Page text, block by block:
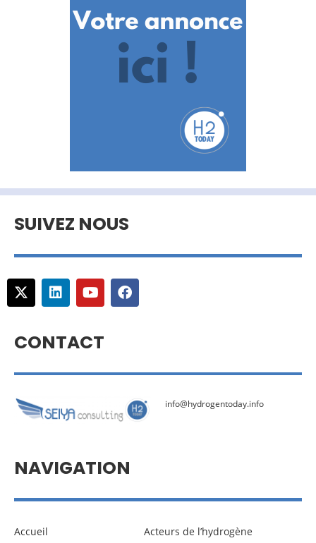
SUIVEZ NOUS
CONTACT
info@hydrogentoday.info
NAVIGATION
Accueil Acteurs de l’hydrogène